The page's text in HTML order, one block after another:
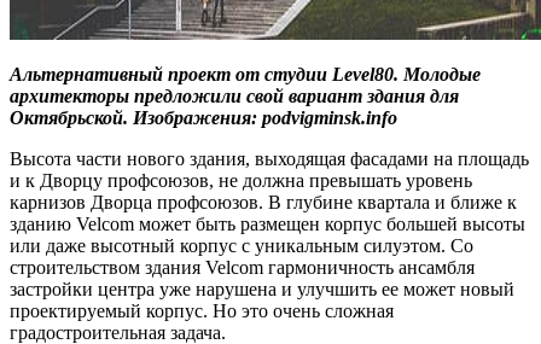
Альтернативный проект от студии Level80. Молодые
архитекторы предложили свой вариант здания для
Октябрьской. Изображения: podvigminsk.info
Высота части нового здания, выходящая фасадами на площадь
и к Дворцу профсоюзов, не должна превышать уровень
карнизов Дворца профсоюзов. В глубине квартала и ближе к
зданию Velcom может быть размещен корпус большей высоты
или даже высотный корпус с уникальным силуэтом. Со
строительством здания Velcom гармоничность ансамбля
застройки центра уже нарушена и улучшить ее может новый
проектируемый корпус. Но это очень сложная
градостроительная задача.